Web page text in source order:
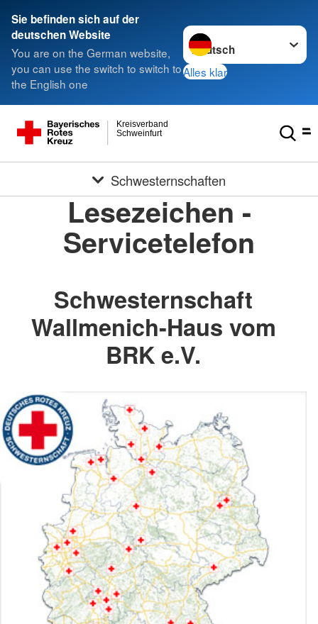
Sie befinden sich auf der
deutschen Website
You are on the German website,
you can use the switch to switch to
the English one
Sprache wechseln zu
Alles klar
Schweinfurt
Kreisverband
Schwesternschaften
Lesezeichen -
Servicetelefon
Schwesternschaft
Wallmenich-Haus vom
BRK e.V.